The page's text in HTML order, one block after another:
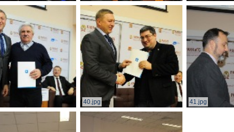
40.jpg 41.jpg